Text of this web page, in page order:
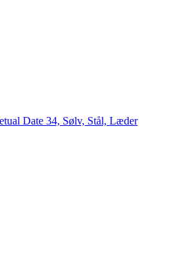
Date 34, Sølv, Stål, Læder